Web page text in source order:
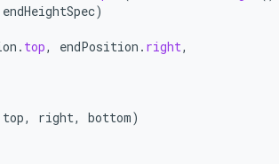
endHeightSpec)
. top, endPosition . right,
top, right, bottom)